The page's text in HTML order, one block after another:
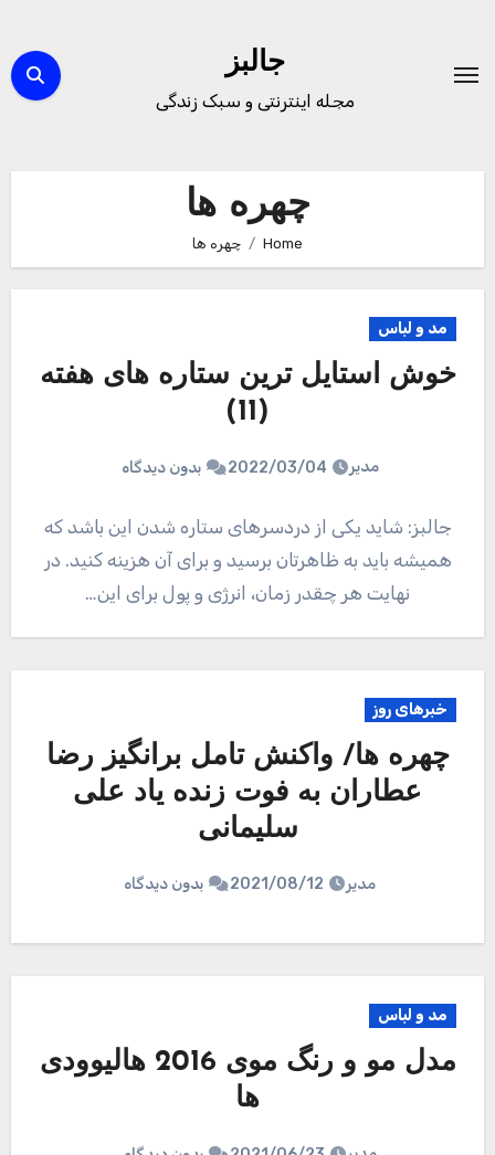
content
جالبز
مجله اینترنتی و سبک زندگی
چهره ها
Home چهره ها
مد و لباس
خوش استایل ترین ستاره های هفته
(11)
مدیر 2022/03/04 بدون دیدگاه
جالبز: شاید یکی از دردسرهای ستاره شدن این باشد که
همیشه باید به ظاهرتان برسید و برای آن هزینه کنید. در
نهایت هر چقدر زمان، انرژی و پول برای این…
خبرهای روز
چهره ها/ واکنش تامل برانگیز رضا
عطاران به فوت زنده یاد علی
سلیمانی
مدیر 2021/08/12 بدون دیدگاه
مد و لباس
مدل مو و رنگ موی 2016 هالیوودی
ها